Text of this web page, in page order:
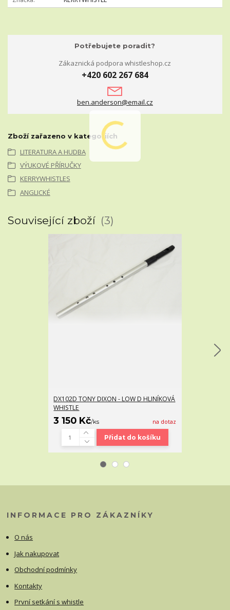
Potřebujete poradit?
Zákaznická podpora whistleshop.cz
+420 602 267 684
ben.anderson@email.cz
Zboží zařazeno v kategoriích
LITERATURA A HUDBA
VÝUKOVÉ PŘÍRUČKY
KERRYWHISTLES
ANGLICKÉ
Související zboží 3
DX102D TONY DIXON - LOW D HLINÍKOVÁ
WHISTLE
3 150 Kč/ks na dotaz
Přidat do košíku
INFORMACE PRO ZÁKAZNÍKY
O nás
Jak nakupovat
Obchodní podmínky
Kontakty
První setkání s whistle